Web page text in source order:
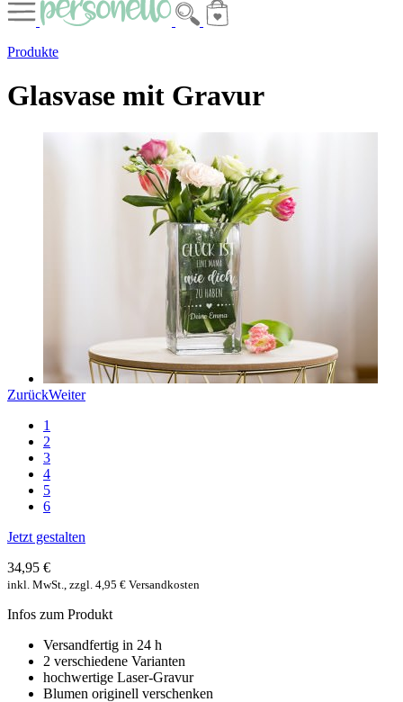
Produkte
Glasvase mit Gravur
ZurückWeiter
1
2
3
4
5
6
Jetzt gestalten
34,95 €
inkl. MwSt., zzgl. 4,95 € Versandkosten
Infos zum Produkt
Versandfertig in 24 h
2 verschiedene Varianten
hochwertige Laser-Gravur
Blumen originell verschenken